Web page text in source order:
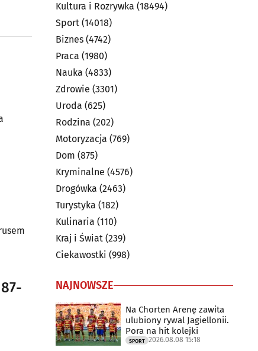
Kultura i Rozrywka (18494)
Sport (14018)
Biznes (4742)
Praca (1980)
Nauka (4833)
Zdrowie (3301)
Uroda (625)
Rodzina (202)
Motoryzacja (769)
Dom (875)
Kryminalne (4576)
Drogówka (2463)
Turystyka (182)
Kulinaria (110)
Kraj i Świat (239)
Ciekawostki (998)
NAJNOWSZE
Na Chorten Arenę zawita
ulubiony rywal Jagiellonii.
Pora na hit kolejki
SPORT 2026.08.08 15:18